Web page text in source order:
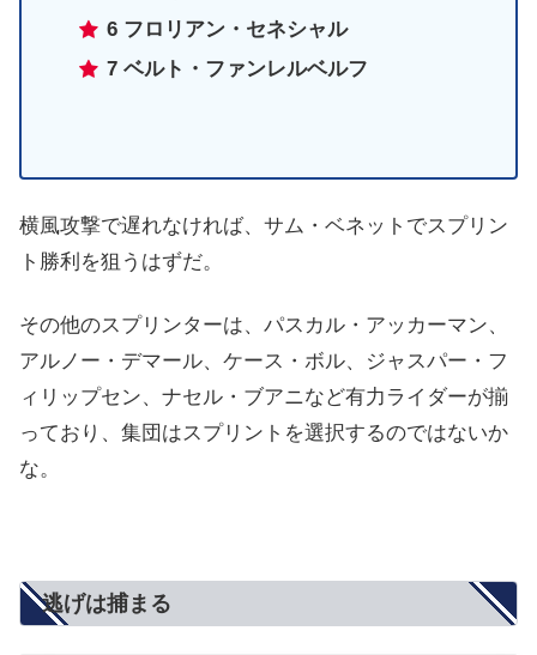
6 フロリアン・セネシャル
7 ベルト・ファンレルベルフ
横風攻撃で遅れなければ、サム・ベネットでスプリン
ト勝利を狙うはずだ。
その他のスプリンターは、パスカル・アッカーマン、
アルノー・デマール、ケース・ボル、ジャスパー・フ
ィリップセン、ナセル・ブアニなど有力ライダーが揃
っており、集団はスプリントを選択するのではないか
な。
逃げは捕まる